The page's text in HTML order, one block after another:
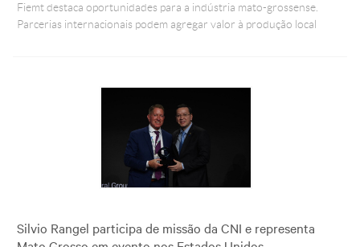
Fiemt destaca oportunidades para a indústria mato-grossense.
Parcerias internacionais podem agregar valor à produção local
Silvio Rangel participa de missão da CNI e representa